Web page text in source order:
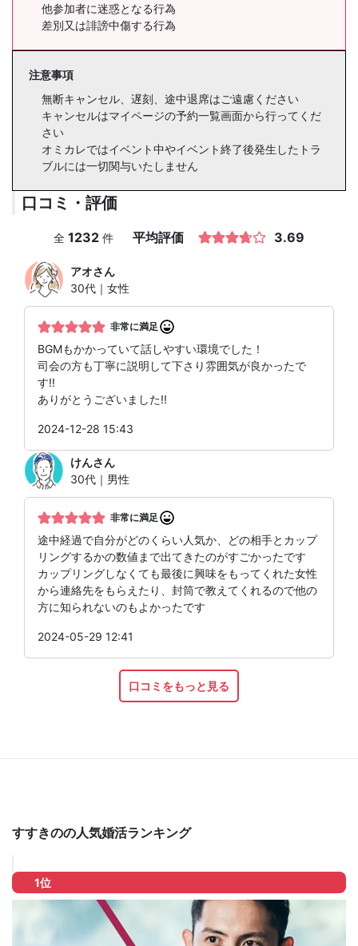
他参加者に迷惑となる行為
差別又は誹謗中傷する行為
注意事項
無断キャンセル、遅刻、途中退席はご遠慮ください
キャンセルはマイページの予約一覧画面から行ってくだ
さい
オミカレではイベント中やイベント終了後発生したトラ
ブルには一切関与いたしません
口コミ・評価
全 1232 件 平均評価 3.69
アオさん
30代｜女性
非常に満足
BGMもかかっていて話しやすい環境でした！
司会の方も丁寧に説明して下さり雰囲気が良かったで
す!!
ありがとうございました!!
2024-12-28 15:43
けんさん
30代｜男性
非常に満足
途中経過で自分がどのくらい人気か、どの相手とカップ
リングするかの数値まで出てきたのがすごかったです
カップリングしなくても最後に興味をもってくれた女性
から連絡先をもらえたり、封筒で教えてくれるので他の
方に知られないのもよかったです
2024-05-29 12:41
口コミをもっと見る
すすきのの人気婚活ランキング
1位